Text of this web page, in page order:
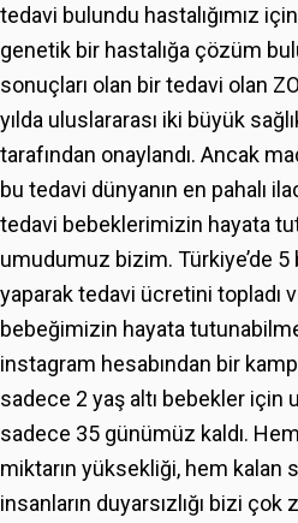
tedavi bulundu hastalığımız
genetik bir hastalığa çözüm
sonuçları olan bir tedavi olan
yılda uluslararası iki büyük
tarafından onaylandı. Ancak
bu tedavi dünyanın en pahalı
tedavi bebeklerimizin hayata
umudumuz bizim. Türkiye’de
yaparak tedavi ücretini topladı
bebeğimizin hayata
instagram hesabından bir
sadece 2 yaş altı bebekler için
sadece 35 günümüz kaldı.
miktarın yüksekliği, hem kalan
insanların duyarsızlığı bizi